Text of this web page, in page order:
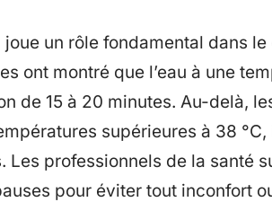
un rôle fondamental dans
ont montré que l’eau à une
de 15 à 20 minutes. Au-delà,
supérieures à 38
Les professionnels de la santé
pour éviter tout inconfort